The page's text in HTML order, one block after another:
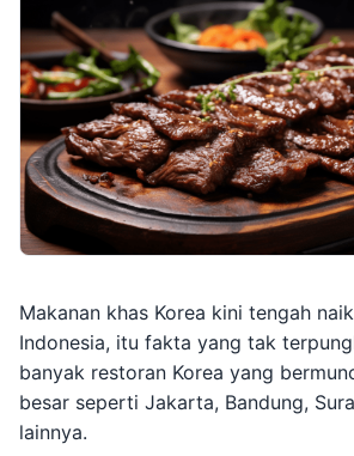
Makanan khas Korea kini tengah
Indonesia, itu fakta yang tak
banyak restoran Korea yang
besar seperti Jakarta, Bandung,
lainnya.